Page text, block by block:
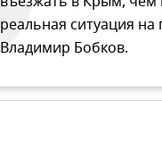
реальная ситуация
Владимир Бобков.